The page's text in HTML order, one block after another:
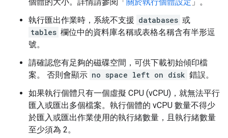
執行匯出作業時，系統不支援 databases 或
tables 欄位中的資料庫名稱或表格名稱含有半形逗
號。
請確認您有足夠的磁碟空間，可供下載初始傾印檔
案。 否則會顯示 no space left on disk 錯誤。
如果執行個體只有一個虛擬 CPU (vCPU)，就無法平行
匯入或匯出多個檔案。執行個體的 vCPU 數量不得少
於匯入或匯出作業使用的執行緒數量，且執行緒數量
至少須為 2。